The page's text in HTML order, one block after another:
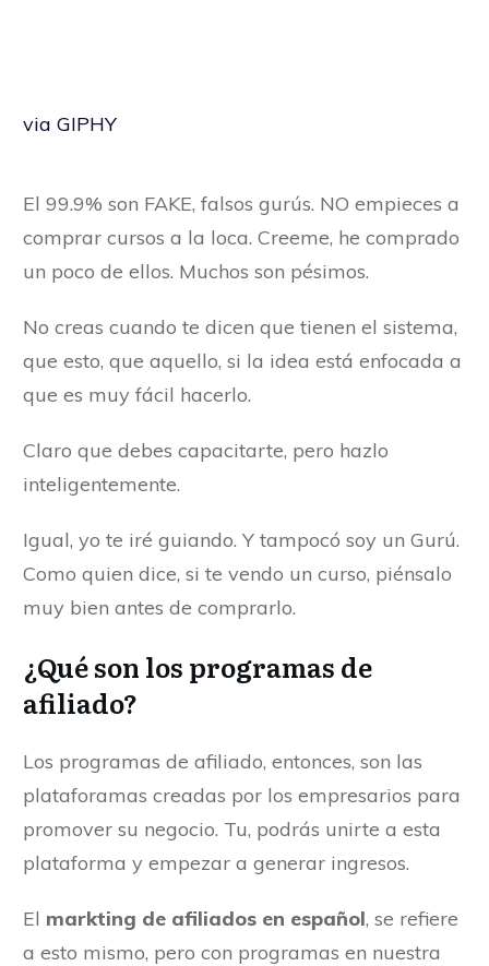
via GIPHY
El 99.9% son FAKE, falsos gurús. NO empieces a
comprar cursos a la loca. Creeme, he comprado
un poco de ellos. Muchos son pésimos.
No creas cuando te dicen que tienen el sistema,
que esto, que aquello, si la idea está enfocada a
que es muy fácil hacerlo.
Claro que debes capacitarte, pero hazlo
inteligentemente.
Igual, yo te iré guiando. Y tampocó soy un Gurú.
Como quien dice, si te vendo un curso, piénsalo
muy bien antes de comprarlo.
¿Qué son los programas de
afiliado?
Los programas de afiliado, entonces, son las
plataforamas creadas por los empresarios para
promover su negocio. Tu, podrás unirte a esta
plataforma y empezar a generar ingresos.
El markting de afiliados en español, se refiere
a esto mismo, pero con programas en nuestra